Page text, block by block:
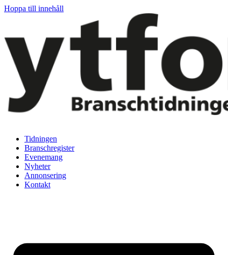
Hoppa till innehåll
Tidningen
Branschregister
Evenemang
Nyheter
Annonsering
Kontakt